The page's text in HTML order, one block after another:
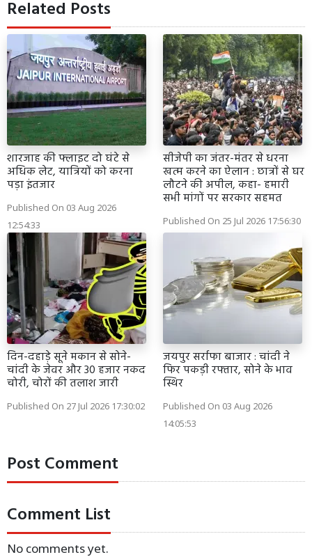
Related Posts
शारजाह की फ्लाइट दो घंटे से
अधिक लेट, यात्रियों को करना
पड़ा इंतजार
Published On 03 Aug 2026
12:54:33
सीजेपी का जंतर-मंतर से धरना
खत्म करने का ऐलान : छात्रों से घर
लौटने की अपील, कहा- हमारी
सभी मांगों पर सरकार सहमत
Published On 25 Jul 2026 17:56:30
दिन-दहाड़े सूने मकान से सोने-
चांदी के जेवर और 30 हजार नकद
चोरी, चोरों की तलाश जारी
Published On 27 Jul 2026 17:30:02
जयपुर सर्राफा बाजार : चांदी ने
फिर पकड़ी रफ्तार, सोने के भाव
स्थिर
Published On 03 Aug 2026
14:05:53
Post Comment
Comment List
No comments yet.